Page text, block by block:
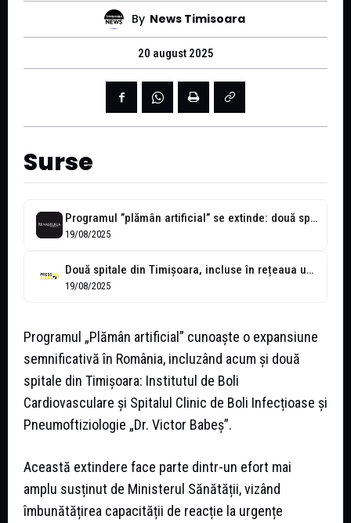
By News Timisoara
20 august 2025
Surse
Programul ”plămân artificial” se extinde: două spitale din Timișoara intră în rețea
19/08/2025
Două spitale din Timișoara, incluse în rețeaua unităților finanțate prin programul „Plămân...
19/08/2025
Programul „Plămân artificial” cunoaște o expansiune
semnificativă în România, incluzând acum și două
spitale din Timișoara: Institutul de Boli
Cardiovasculare și Spitalul Clinic de Boli Infecțioase și
Pneumoftiziologie „Dr. Victor Babeș”.
Această extindere face parte dintr-un efort mai
amplu susținut de Ministerul Sănătății, vizând
îmbunătățirea capacității de reacție la urgențe